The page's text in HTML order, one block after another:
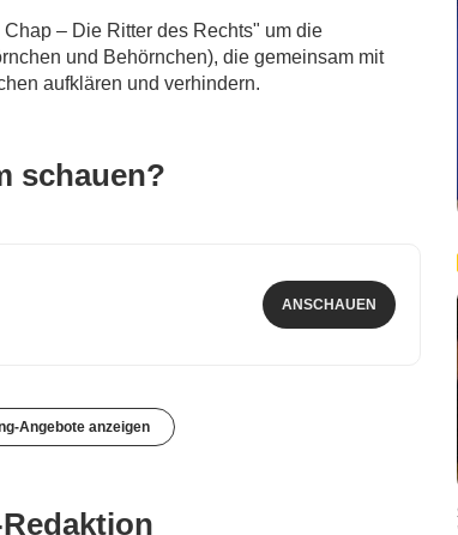
– Die Ritter des Rechts" um die
und Behörnchen), die gemeinsam mit
aufklären und verhindern.
schauen?
ANSCHAUEN
Angebote anzeigen